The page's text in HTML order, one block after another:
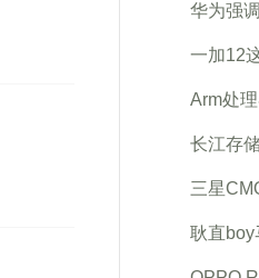
华为强
一加12
Arm处
长江存
三星
耿直boy